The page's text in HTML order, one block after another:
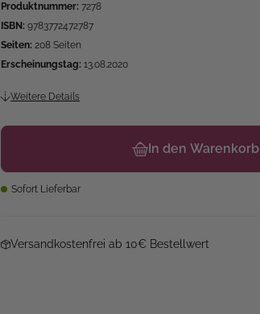
Produktnummer: 7278
ISBN: 9783772472787
Seiten: 208 Seiten
Erscheinungstag: 13.08.2020
Weitere Details
In den Warenkorb
Sofort Lieferbar
Versandkostenfrei ab 10€ Bestellwert